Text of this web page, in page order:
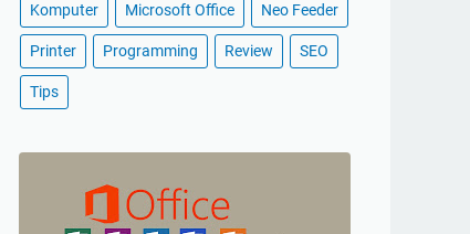
Komputer Microsoft Office Neo Feeder
Printer Programming Review SEO
Tips